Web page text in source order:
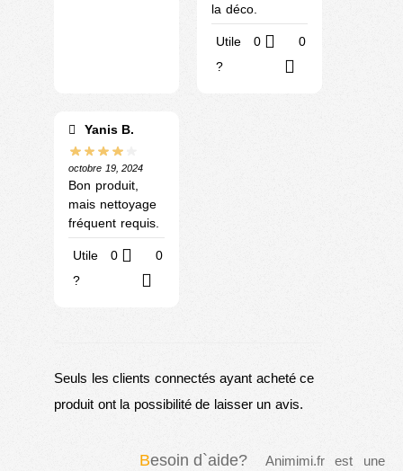
la déco.
Utile
?
0 0
Yanis B.
octobre 19, 2024
Bon produit,
mais nettoyage
fréquent requis.
Utile
?
0 0
Seuls les clients connectés ayant acheté ce
produit ont la possibilité de laisser un avis.
Besoin d`aide?
Animimi.fr est une